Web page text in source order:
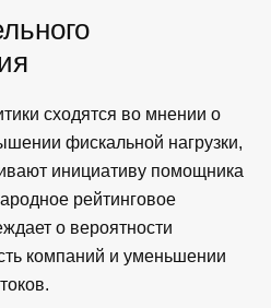
сходятся во мнении о
фискальной нагрузки,
инициативу помощника
рейтинговое
о вероятности
компаний и уменьшении